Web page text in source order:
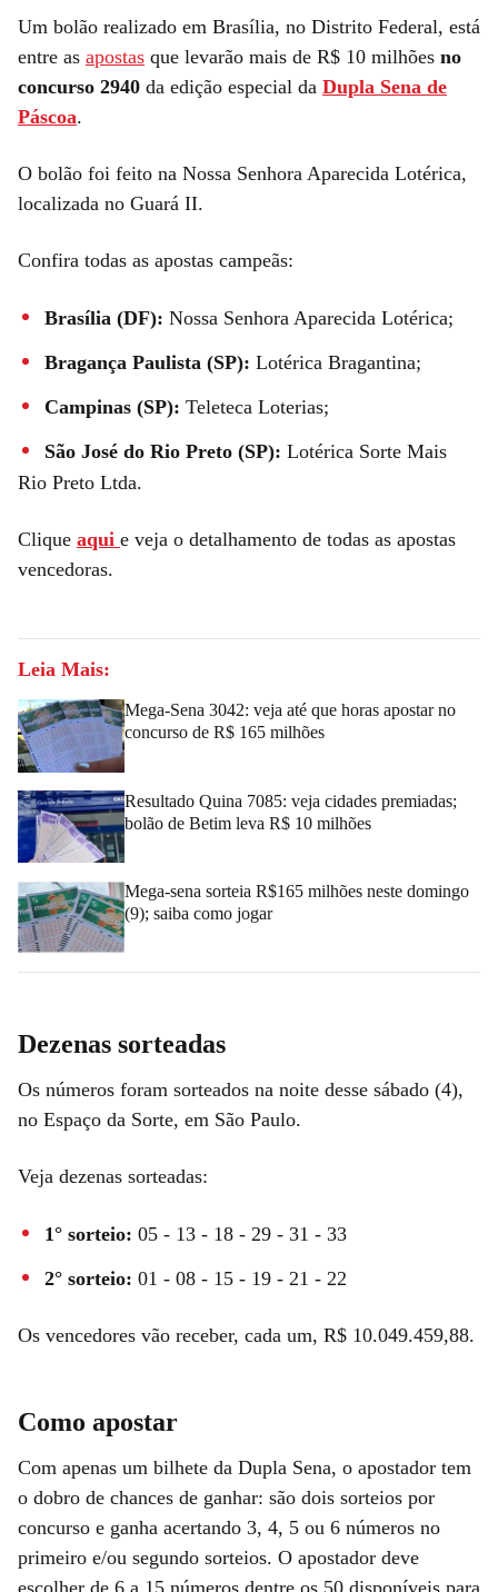
Um bolão realizado em Brasília, no Distrito Federal, está
entre as apostas que levarão mais de R$ 10 milhões no
concurso 2940 da edição especial da Dupla Sena de
Páscoa.
O bolão foi feito na Nossa Senhora Aparecida Lotérica,
localizada no Guará II.
Confira todas as apostas campeãs:
Brasília (DF): Nossa Senhora Aparecida Lotérica;
Bragança Paulista (SP): Lotérica Bragantina;
Campinas (SP): Teleteca Loterias;
São José do Rio Preto (SP): Lotérica Sorte Mais
Rio Preto Ltda.
Clique aqui e veja o detalhamento de todas as apostas
vencedoras.
Leia Mais:
Mega-Sena 3042: veja até que horas apostar no
concurso de R$ 165 milhões
Resultado Quina 7085: veja cidades premiadas;
bolão de Betim leva R$ 10 milhões
Mega-sena sorteia R$165 milhões neste domingo
(9); saiba como jogar
Dezenas sorteadas
Os números foram sorteados na noite desse sábado (4),
no Espaço da Sorte, em São Paulo.
Veja dezenas sorteadas:
1° sorteio: 05 - 13 - 18 - 29 - 31 - 33
2° sorteio: 01 - 08 - 15 - 19 - 21 - 22
Os vencedores vão receber, cada um, R$ 10.049.459,88.
Como apostar
Com apenas um bilhete da Dupla Sena, o apostador tem
o dobro de chances de ganhar: são dois sorteios por
concurso e ganha acertando 3, 4, 5 ou 6 números no
primeiro e/ou segundo sorteios. O apostador deve
escolher de 6 a 15 números dentre os 50 disponíveis para